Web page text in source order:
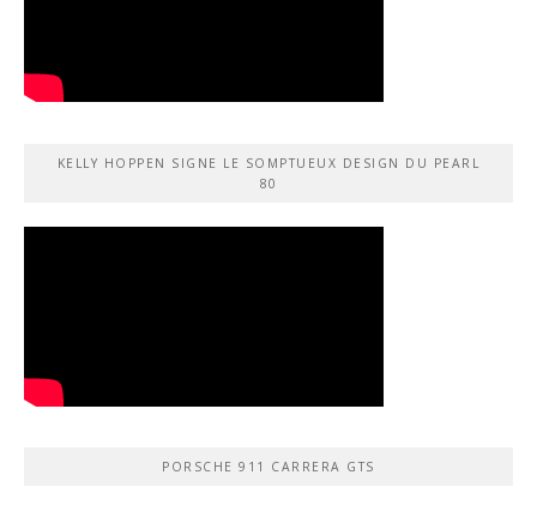
KELLY HOPPEN SIGNE LE SOMPTUEUX DESIGN DU PEARL
80
PORSCHE 911 CARRERA GTS